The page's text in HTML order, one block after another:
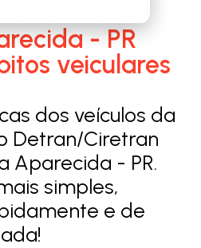
- PR
veiculares
dos veículos da
Detran/Ciretran
Aparecida - PR.
simples,
e de